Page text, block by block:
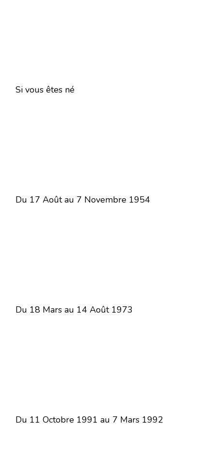
Si vous êtes né
Du 17 Août au 7 Novembre 1954
Du 18 Mars au 14 Août 1973
Du 11 Octobre 1991 au 7 Mars 1992